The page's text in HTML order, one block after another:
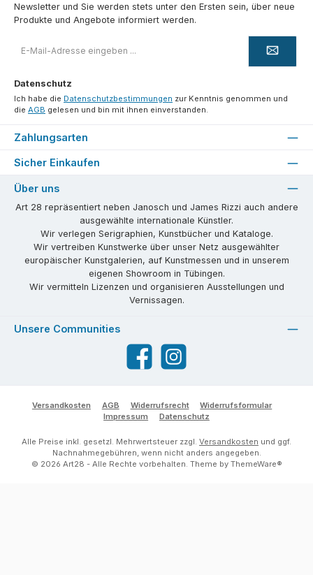
Newsletter und Sie werden stets unter den Ersten sein, über neue
Produkte und Angebote informiert werden.
Mail-
Datenschutz
Ich habe die Datenschutzbestimmungen zur Kenntnis genommen und
die AGB gelesen und bin mit ihnen einverstanden.
Zahlungsarten
Sicher Einkaufen
Über uns
Art 28 repräsentiert neben Janosch und James Rizzi auch andere
ausgewählte internationale Künstler.
Wir verlegen Serigraphien, Kunstbücher und Kataloge.
Wir vertreiben Kunstwerke über unser Netz ausgewählter
europäischer Kunstgalerien, auf Kunstmessen und in unserem
eigenen Showroom in Tübingen.
Wir vermitteln Lizenzen und organisieren Ausstellungen und
Vernissagen.
Unsere Communities
FacebookInstagram
Versandkosten AGB Widerrufsrecht
Widerrufsformular
Impressum
Datenschutz
Alle Preise inkl. gesetzl. Mehrwertsteuer zzgl. Versandkosten und ggf.
Nachnahmegebühren, wenn nicht anders angegeben.
© 2026 Art28 - Alle Rechte vorbehalten. Theme by ThemeWare®